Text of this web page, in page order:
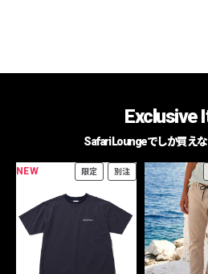
Exclusive
Safari Loungeでしか買え
NEW 限定 別注